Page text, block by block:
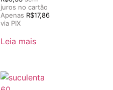
juros no cartão
Apenas R$17,86
via PIX
Leia mais